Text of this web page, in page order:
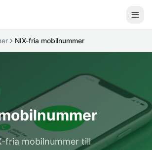
NIX-fria mobilnummer
fria mobilnummer till